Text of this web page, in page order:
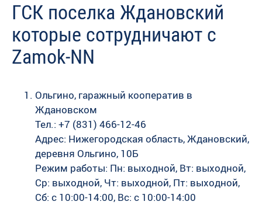
ГСК поселка Ждановский
которые сотрудничают с
Zamok-NN
Ольгино, гаражный кооператив в
Ждановском
Тел.: +7 (831) 466-12-46
Адрес: Нижегородская область, Ждановский,
деревня Ольгино, 10Б
Режим работы: Пн: выходной, Вт: выходной,
Ср: выходной, Чт: выходной, Пт: выходной,
Сб: c 10:00-14:00, Вс: c 10:00-14:00